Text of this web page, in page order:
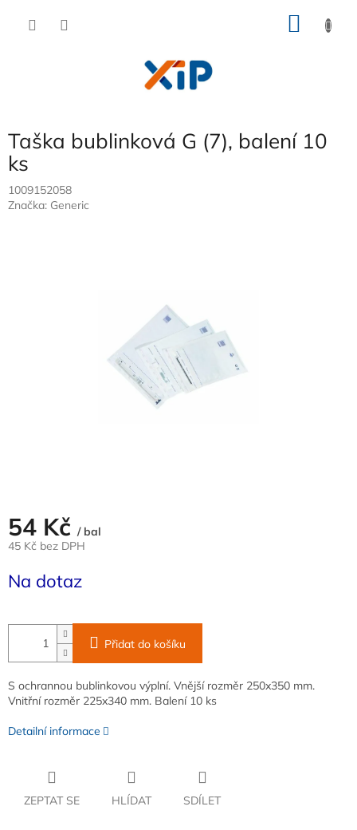
Taška bublinková G (7), balení 10
ks
1009152058
Značka: Generic
54 Kč / bal
45 Kč bez DPH
cena:
Na dotaz
Přidat do košíku
S ochrannou bublinkovou výplní. Vnější rozměr 250x350 mm.
Vnitřní rozměr 225x340 mm. Balení 10 ks
Detailní informace
ZEPTAT SE HLÍDAT SDÍLET